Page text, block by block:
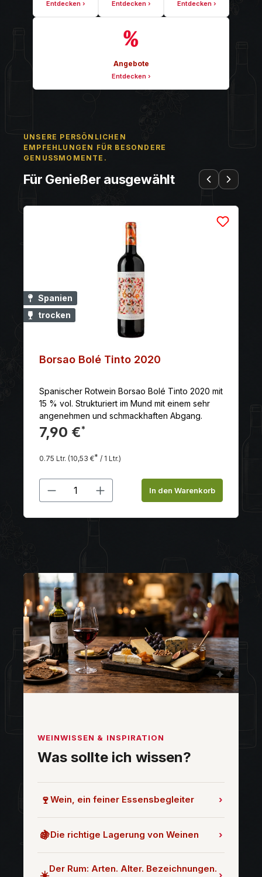
Entdecken › Entdecken › Entdecken ›
Angebote
Entdecken ›
UNSERE PERSÖNLICHEN
EMPFEHLUNGEN FÜR BESONDERE
GENUSSMOMENTE.
Für Genießer ausgewählt
Wert ein oder benutze die
Spanien
trocken
Borsao Bolé Tinto 2020
Spanischer Rotwein Borsao Bolé Tinto 2020 mit
15 % vol. Strukturiert im Mund mit einem sehr
angenehmen und schmackhaften Abgang.
7,90 €*
0.75 Ltr. (10,53 €* / 1 Ltr.)
Produkt Anzahl: Gib den
In den Warenkorb
WEINWISSEN & INSPIRATION
Was sollte ich wissen?
🍷Wein, ein feiner Essensbegleiter ›
🍇Die richtige Lagerung von Weinen ›
Der Rum: Arten. Alter. Bezeichnungen.
›